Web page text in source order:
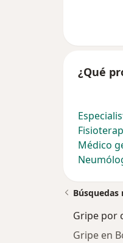
¿Qué
Médico
Búsquedas
Gripe por
Gripe en